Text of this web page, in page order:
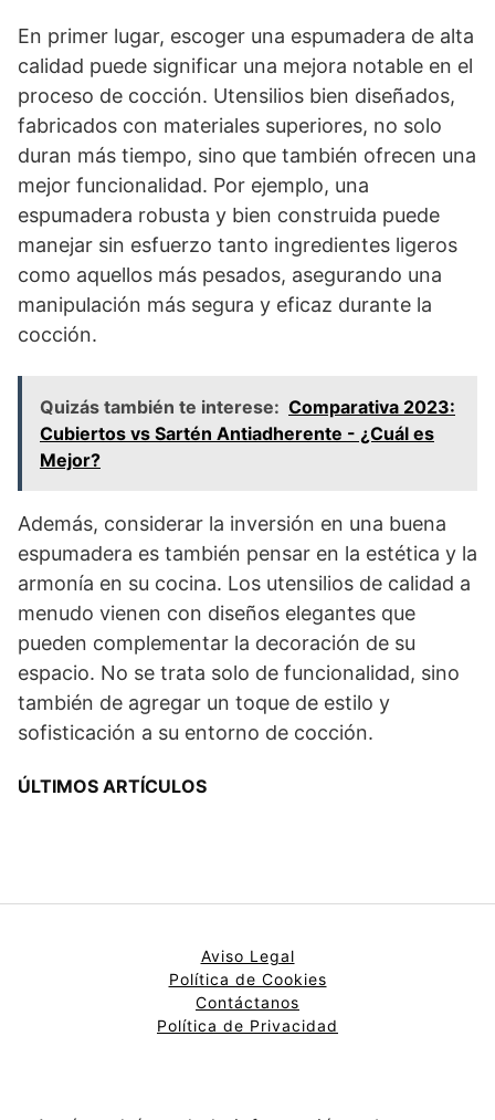
En primer lugar, escoger una espumadera de alta
calidad puede significar una mejora notable en el
proceso de cocción. Utensilios bien diseñados,
fabricados con materiales superiores, no solo
duran más tiempo, sino que también ofrecen una
mejor funcionalidad. Por ejemplo, una
espumadera robusta y bien construida puede
manejar sin esfuerzo tanto ingredientes ligeros
como aquellos más pesados, asegurando una
manipulación más segura y eficaz durante la
cocción.
Quizás también te interese: Comparativa 2023:
Cubiertos vs Sartén Antiadherente - ¿Cuál es
Mejor?
Además, considerar la inversión en una buena
espumadera es también pensar en la estética y la
armonía en su cocina. Los utensilios de calidad a
menudo vienen con diseños elegantes que
pueden complementar la decoración de su
espacio. No se trata solo de funcionalidad, sino
también de agregar un toque de estilo y
sofisticación a su entorno de cocción.
ÚLTIMOS ARTÍCULOS
Aviso Legal
Política de Cookies
Contáctanos
Política de Privacidad